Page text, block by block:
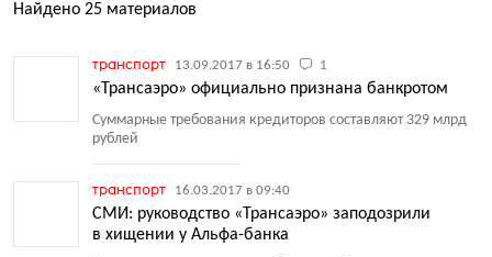
Найдено 25 материалов
транспорт 13.09.2017 в 16:50 1
«Трансаэро» официально признана банкротом
Суммарные требования кредиторов составляют 329 млрд
рублей
транспорт 16.03.2017 в 09:40
СМИ: руководство «Трансаэро» заподозрили
в хищении у Альфа-банка